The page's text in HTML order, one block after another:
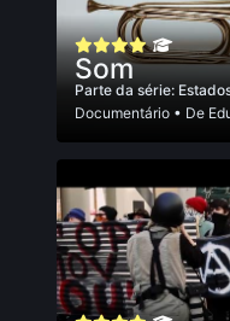
Som
Parte da série:
Documentário • De